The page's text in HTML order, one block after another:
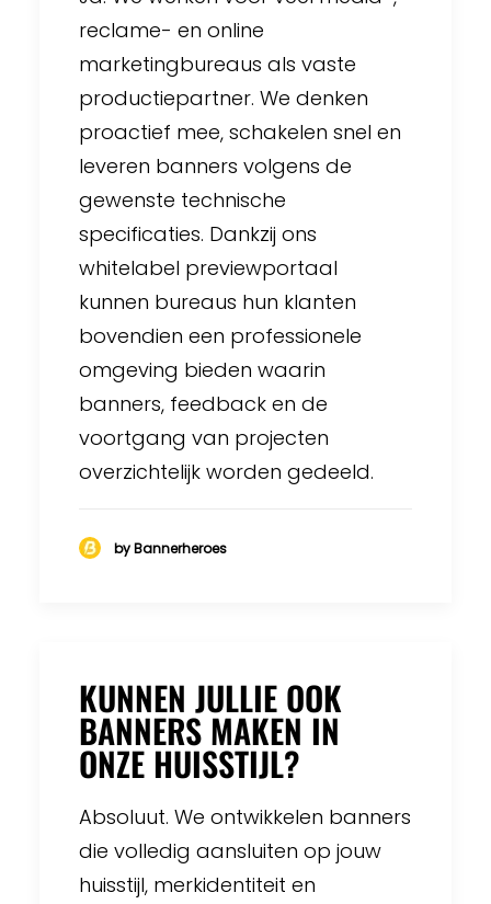
reclame- en online
marketingbureaus als vaste
productiepartner. We denken
proactief mee, schakelen snel en
leveren banners volgens de
gewenste technische
specificaties. Dankzij ons
whitelabel previewportaal
kunnen bureaus hun klanten
bovendien een professionele
omgeving bieden waarin
banners, feedback en de
voortgang van projecten
overzichtelijk worden gedeeld.
by Bannerheroes
KUNNEN JULLIE OOK
BANNERS MAKEN IN
ONZE HUISSTIJL?
Absoluut. We ontwikkelen banners
die volledig aansluiten op jouw
huisstijl, merkidentiteit en